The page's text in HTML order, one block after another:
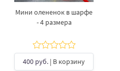
Мини олененок в шарфе
- 4 размера
400 руб. | В корзину